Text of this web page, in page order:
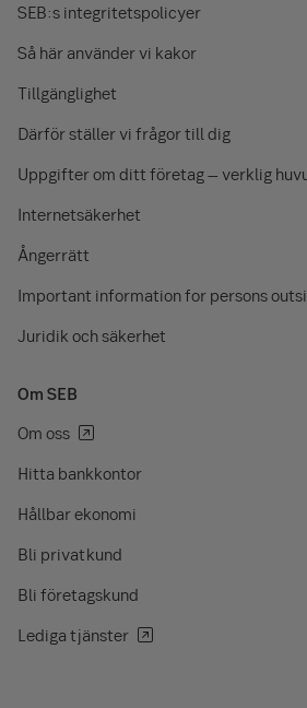
SEB:s integritetspolicyer
Så här använder vi kakor
Tillgänglighet
Därför ställer vi frågor till dig
Uppgifter om ditt företag – verklig
Internetsäkerhet
Ångerrätt
Important information for persons
Juridik och säkerhet
Om SEB
Om oss
Hitta bankkontor
Hållbar ekonomi
Bli privatkund
Bli företagskund
Lediga tjänster